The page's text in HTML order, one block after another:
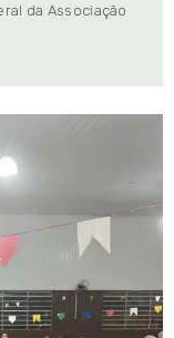
da Associação